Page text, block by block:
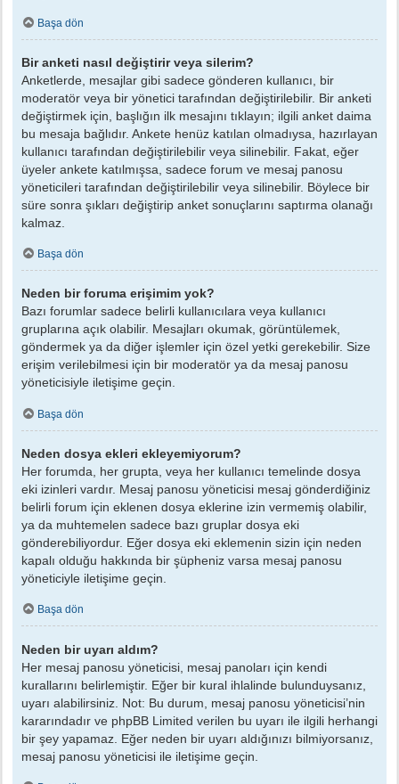
Başa dön
Bir anketi nasıl değiştirir veya silerim?
Anketlerde, mesajlar gibi sadece gönderen kullanıcı, bir
moderatör veya bir yönetici tarafından değiştirilebilir. Bir anketi
değiştirmek için, başlığın ilk mesajını tıklayın; ilgili anket daima
bu mesaja bağlıdır. Ankete henüz katılan olmadıysa, hazırlayan
kullanıcı tarafından değiştirilebilir veya silinebilir. Fakat, eğer
üyeler ankete katılmışsa, sadece forum ve mesaj panosu
yöneticileri tarafından değiştirilebilir veya silinebilir. Böylece bir
süre sonra şıkları değiştirip anket sonuçlarını saptırma olanağı
kalmaz.
Başa dön
Neden bir foruma erişimim yok?
Bazı forumlar sadece belirli kullanıcılara veya kullanıcı
gruplarına açık olabilir. Mesajları okumak, görüntülemek,
göndermek ya da diğer işlemler için özel yetki gerekebilir. Size
erişim verilebilmesi için bir moderatör ya da mesaj panosu
yöneticisiyle iletişime geçin.
Başa dön
Neden dosya ekleri ekleyemiyorum?
Her forumda, her grupta, veya her kullanıcı temelinde dosya
eki izinleri vardır. Mesaj panosu yöneticisi mesaj gönderdiğiniz
belirli forum için eklenen dosya eklerine izin vermemiş olabilir,
ya da muhtemelen sadece bazı gruplar dosya eki
gönderebiliyordur. Eğer dosya eki eklemenin sizin için neden
kapalı olduğu hakkında bir şüpheniz varsa mesaj panosu
yöneticiyle iletişime geçin.
Başa dön
Neden bir uyarı aldım?
Her mesaj panosu yöneticisi, mesaj panoları için kendi
kurallarını belirlemiştir. Eğer bir kural ihlalinde bulunduysanız,
uyarı alabilirsiniz. Not: Bu durum, mesaj panosu yöneticisi’nin
kararındadır ve phpBB Limited verilen bu uyarı ile ilgili herhangi
bir şey yapamaz. Eğer neden bir uyarı aldığınızı bilmiyorsanız,
mesaj panosu yöneticisi ile iletişime geçin.